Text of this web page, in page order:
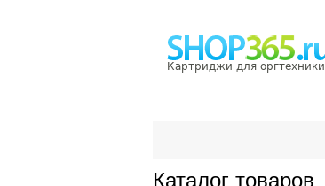
Картриджи для оргтехники
Каталог товаров